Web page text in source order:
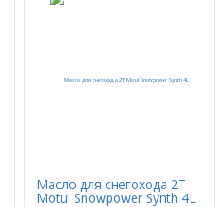
Масло для снегохода 2Т
Motul Snowpower Synth 4L